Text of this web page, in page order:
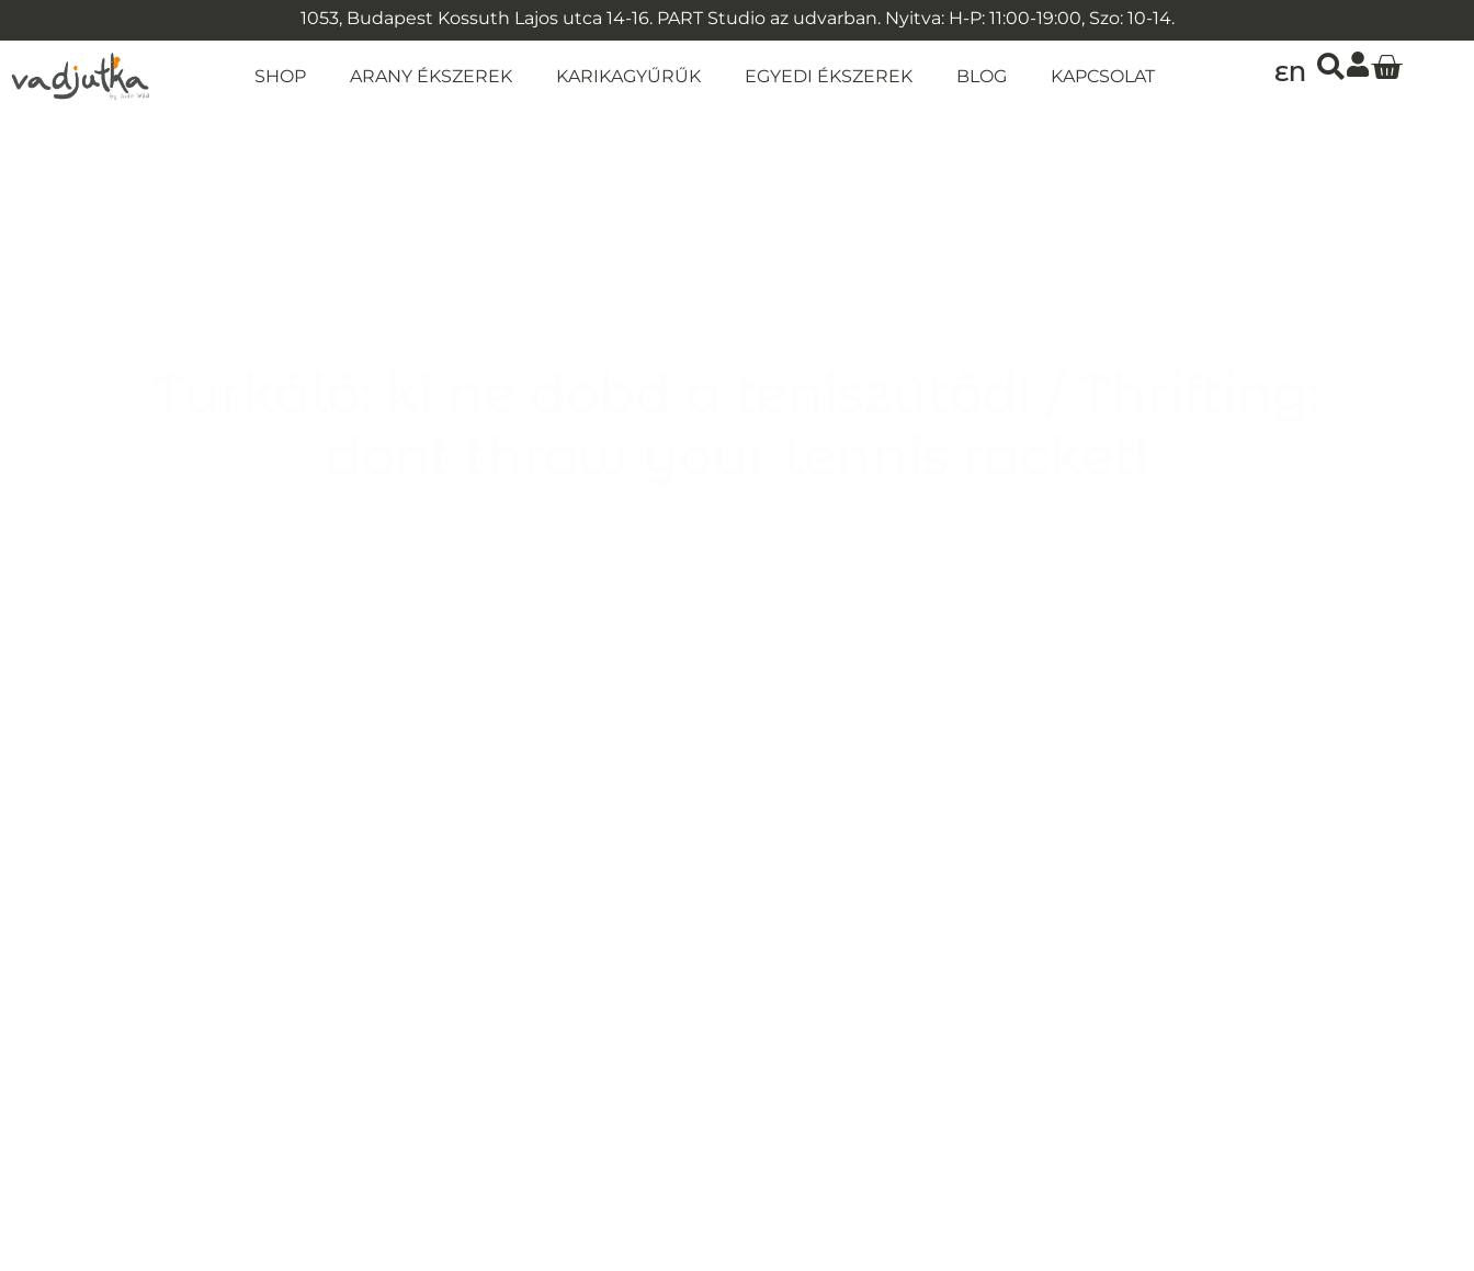
1053, Budapest Kossuth Lajos utca 14-16. PART Studio az udvarban. Nyitva: H-P: 11:00-19:00, Szo: 10-14.
SHOP ARANY ÉKSZEREK KARIKAGYŰRŰK EGYEDI ÉKSZEREK BLOG KAPCSOLAT EN